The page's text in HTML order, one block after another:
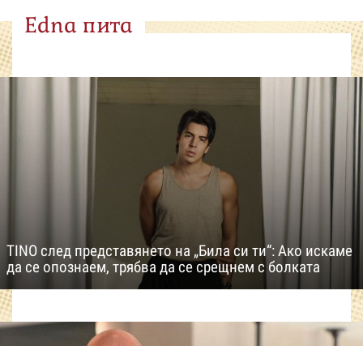
Edna пита
TINO след представянето на „Била си ти“: Ако искаме
да се опознаем, трябва да се срещнем с болката